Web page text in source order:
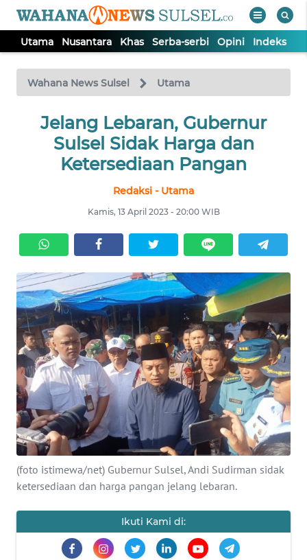
Utama Nusantara Khas Serba-serbi Opini Indeks
Wahana News Sulsel Utama
Jelang Lebaran, Gubernur
Sulsel Sidak Harga dan
Ketersediaan Pangan
Redaksi - Utama
Kamis, 13 April 2023 - 20:00 WIB
(foto istimewa/net) Gubernur Sulsel, Andi Sudirman sidak
ketersediaan dan harga pangan jelang lebaran.
Ikuti Kami di:
TV
Tutup
UTAMA
NUSANTARA
SERBA-
SERBI
OPINI
Informasi
INDEKS
BERITA
KONTAK
KAMI
INFO
IKLAN
TENTANG